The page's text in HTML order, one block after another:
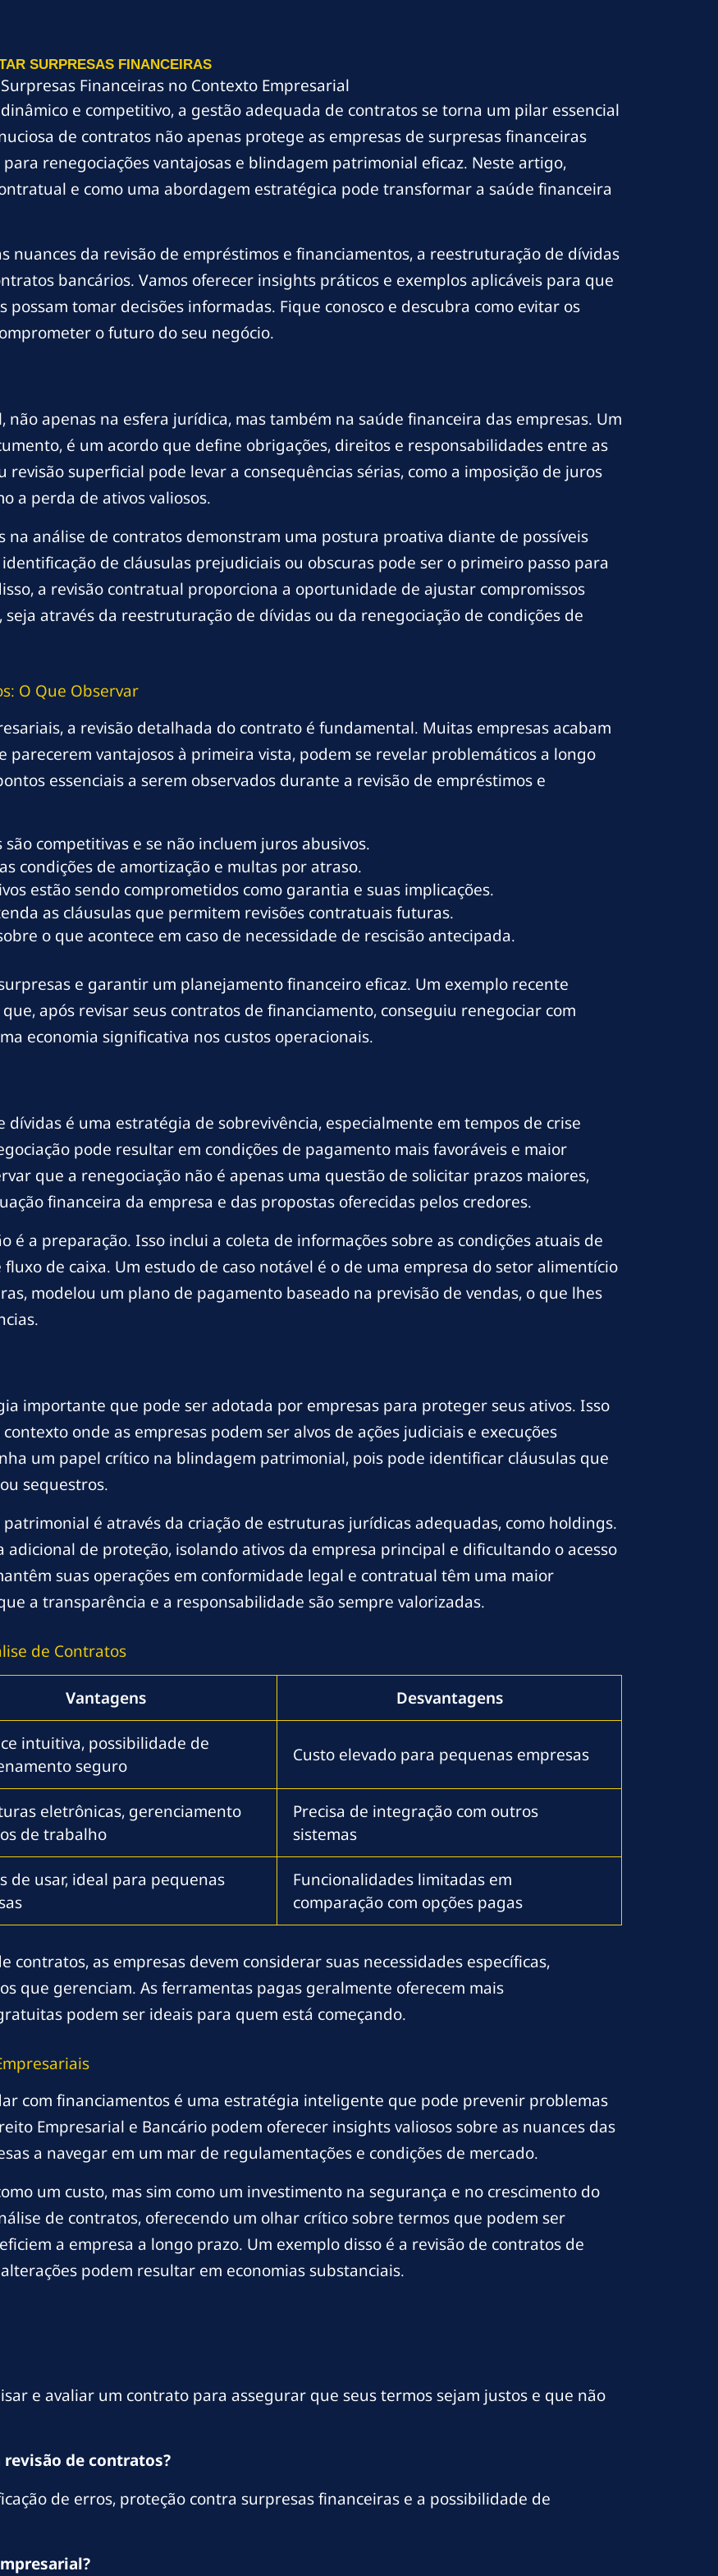
SURPRESAS FINANCEIRAS
Financeiras no Contexto Empresarial
e competitivo, a gestão adequada de contratos se torna um pilar essencial
de contratos não apenas protege as empresas de surpresas financeiras
renegociações vantajosas e blindagem patrimonial eficaz. Neste artigo,
e como uma abordagem estratégica pode transformar a saúde financeira
nuances da revisão de empréstimos e financiamentos, a reestruturação de dívidas
bancários. Vamos oferecer insights práticos e exemplos aplicáveis para que
tomar decisões informadas. Fique conosco e descubra como evitar os
o futuro do seu negócio.
apenas na esfera jurídica, mas também na saúde financeira das empresas. Um
é um acordo que define obrigações, direitos e responsabilidades entre as
superficial pode levar a consequências sérias, como a imposição de juros
a perda de ativos valiosos.
na análise de contratos demonstram uma postura proativa diante de possíveis
de cláusulas prejudiciais ou obscuras pode ser o primeiro passo para
a revisão contratual proporciona a oportunidade de ajustar compromissos
através da reestruturação de dívidas ou da renegociação de condições de
O Que Observar
a revisão detalhada do contrato é fundamental. Muitas empresas acabam
parecerem vantajosos à primeira vista, podem se revelar problemáticos a longo
essenciais a serem observados durante a revisão de empréstimos e
competitivas e se não incluem juros abusivos.
condições de amortização e multas por atraso.
estão sendo comprometidos como garantia e suas implicações.
as cláusulas que permitem revisões contratuais futuras.
o que acontece em caso de necessidade de rescisão antecipada.
e garantir um planejamento financeiro eficaz. Um exemplo recente
após revisar seus contratos de financiamento, conseguiu renegociar com
economia significativa nos custos operacionais.
dívidas é uma estratégia de sobrevivência, especialmente em tempos de crise
pode resultar em condições de pagamento mais favoráveis e maior
que a renegociação não é apenas uma questão de solicitar prazos maiores,
financeira da empresa e das propostas oferecidas pelos credores.
é a preparação. Isso inclui a coleta de informações sobre as condições atuais de
de caixa. Um estudo de caso notável é o de uma empresa do setor alimentício
modelou um plano de pagamento baseado na previsão de vendas, o que lhes
importante que pode ser adotada por empresas para proteger seus ativos. Isso
onde as empresas podem ser alvos de ações judiciais e execuções
um papel crítico na blindagem patrimonial, pois pode identificar cláusulas que
sequestros.
é através da criação de estruturas jurídicas adequadas, como holdings.
de proteção, isolando ativos da empresa principal e dificultando o acesso
suas operações em conformidade legal e contratual têm uma maior
a transparência e a responsabilidade são sempre valorizadas.
de Contratos
Vantagens Desvantagens
intuitiva, possibilidade de
seguro
Custo elevado para pequenas empresas
eletrônicas, gerenciamento
de trabalho
Precisa de integração com outros
sistemas
de usar, ideal para pequenas
Funcionalidades limitadas em
comparação com opções pagas
contratos, as empresas devem considerar suas necessidades específicas,
que gerenciam. As ferramentas pagas geralmente oferecem mais
podem ser ideais para quem está começando.
com financiamentos é uma estratégia inteligente que pode prevenir problemas
Empresarial e Bancário podem oferecer insights valiosos sobre as nuances das
a navegar em um mar de regulamentações e condições de mercado.
um custo, mas sim como um investimento na segurança e no crescimento do
de contratos, oferecendo um olhar crítico sobre termos que podem ser
a empresa a longo prazo. Um exemplo disso é a revisão de contratos de
podem resultar em economias substanciais.
e avaliar um contrato para assegurar que seus termos sejam justos e que não
de contratos?
de erros, proteção contra surpresas financeiras e a possibilidade de